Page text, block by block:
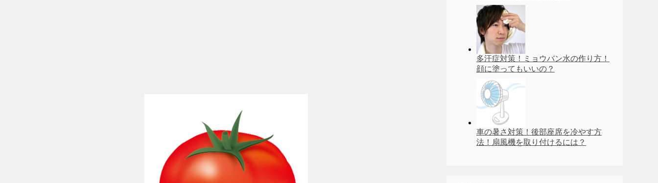
多汗症対策！ミョウバン水の作り方！
顔に塗ってもいいの？
車の暑さ対策！後部座席を冷やす方
法！扇風機を取り付けるには？